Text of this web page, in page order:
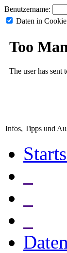
Benutzername:
Daten in
Infos, Tipps und